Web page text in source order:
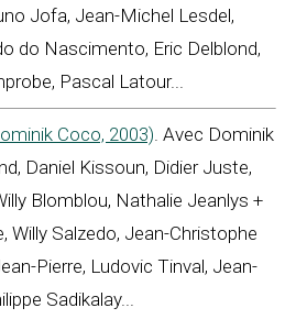
Jofa, Jean-Michel Lesdel,
do Nascimento, Eric Delblond,
Pascal Latour...
Coco, 2003). Avec Dominik
Daniel Kissoun, Didier Juste,
Blomblou, Nathalie Jeanlys +
Willy Salzedo, Jean-Christophe
Pierre, Ludovic Tinval, Jean-
Sadikalay...